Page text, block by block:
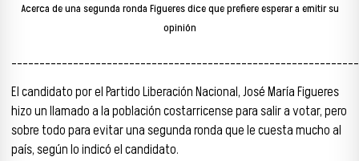
Acerca de una segunda ronda Figueres dice que prefiere esperar a emitir su
opinión
El candidato por el Partido Liberación Nacional, José María Figueres
hizo un llamado a la población costarricense para salir a votar, pero
sobre todo para evitar una segunda ronda que le cuesta mucho al
país, según lo indicó el candidato.